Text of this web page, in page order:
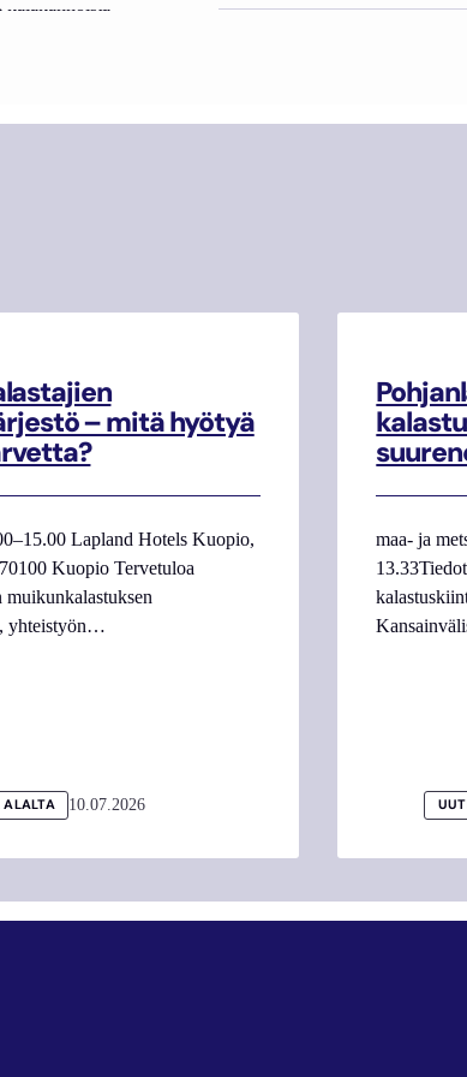
– mitä hyötyä
Lapland Hotels Kuopio,
Kuopio Tervetuloa
muikunkalastuksen
yhteistyön…
ALALTA 10.07.2026
maa- ja